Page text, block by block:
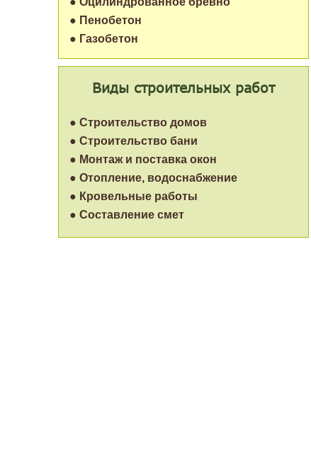
Виды строительных работ
● Строительство домов
● Строительство бани
● Монтаж и поставка окон
● Отопление, водоснабжение
● Кровельные работы
● Составление смет
● Пенобетон
● Газобетон